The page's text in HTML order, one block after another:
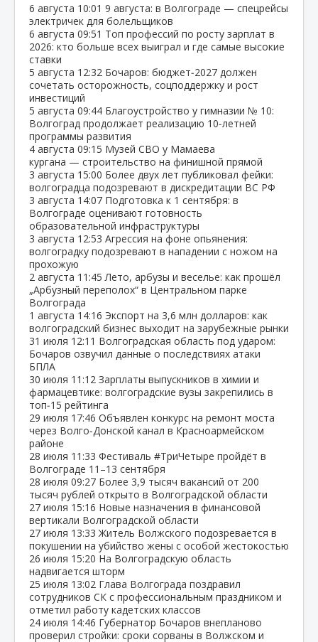
6 августа 10:01 9 августа: в Волгограде — спецрейсы
электричек для болельщиков
6 августа 09:51 Топ профессий по росту зарплат в
2026: кто больше всех выиграл и где самые высокие
ставки
5 августа 12:32 Бочаров: бюджет‑2027 должен
сочетать осторожность, соцподдержку и рост
инвестиций
5 августа 09:44 Благоустройство у гимназии № 10:
Волгоград продолжает реализацию 10‑летней
программы развития
4 августа 09:15 Музей СВО у Мамаева
кургана — строительство на финишной прямой
3 августа 15:00 Более двух лет публиковал фейки:
волгоградца подозревают в дискредитации ВС РФ
3 августа 14:07 Подготовка к 1 сентября: в
Волгограде оценивают готовность
образовательной инфраструктуры
3 августа 12:53 Агрессия на фоне опьянения:
волгоградку подозревают в нападении с ножом на
прохожую
2 августа 11:45 Лето, арбузы и веселье: как прошёл
„Арбузный переполох“ в Центральном парке
Волгограда
1 августа 14:16 Экспорт на 3,6 млн долларов: как
волгоградский бизнес выходит на зарубежные рынки
31 июля 12:11 Волгоградская область под ударом:
Бочаров озвучил данные о последствиях атаки
БПЛА
30 июля 11:12 Зарплаты выпускников в химии и
фармацевтике: волгоградские вузы закрепились в
топ‑15 рейтинга
29 июля 17:46 Объявлен конкурс на ремонт моста
через Волго‑Донской канал в Красноармейском
районе
28 июля 11:33 Фестиваль #ТриЧетыре пройдёт в
Волгограде 11–13 сентября
28 июля 09:27 Более 3,9 тысяч вакансий от 200
тысяч рублей открыто в Волгоградской области
27 июля 15:16 Новые назначения в финансовой
вертикали Волгоградской области
27 июля 13:33 Житель Волжского подозревается в
покушении на убийство жены с особой жестокостью
26 июля 15:20 На Волгоградскую область
надвигается шторм
25 июля 13:02 Глава Волгограда поздравил
сотрудников СК с профессиональным праздником и
отметил работу кадетских классов
24 июля 14:46 Губернатор Бочаров внепланово
проверил стройки: сроки сорваны в Волжском и